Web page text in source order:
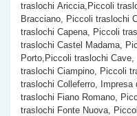
traslochi Ariccia,Piccoli
Bracciano, Piccoli traslochi
traslochi Capena, Piccoli
traslochi Castel Madama,
Porto,Piccoli traslochi
traslochi Ciampino, Piccoli
traslochi Colleferro,
traslochi Fiano Romano,
traslochi Fonte Nuova,